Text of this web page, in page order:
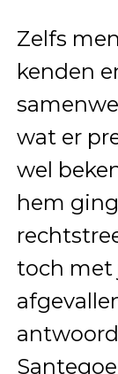
Zelfs
kenden
wat er
wel
hem
toch met